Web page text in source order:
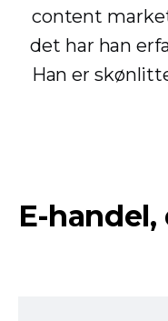
content
det har han
Han er
E-